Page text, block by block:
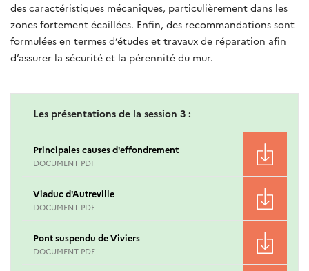
des caractéristiques mécaniques, particulièrement dans les
zones fortement écaillées. Enfin, des recommandations sont
formulées en termes d’études et travaux de réparation afin
d’assurer la sécurité et la pérennité du mur.
Les présentations de la session 3 :
Principales causes d'effondrement
DOCUMENT PDF
Viaduc d'Autreville
DOCUMENT PDF
Pont suspendu de Viviers
DOCUMENT PDF